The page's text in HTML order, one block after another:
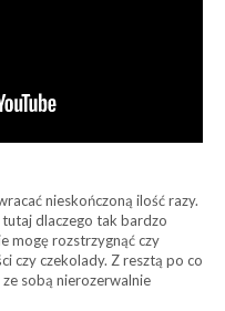
nieskończoną ilość razy.
dlaczego tak bardzo
mogę rozstrzygnąć czy
czy czekolady. Z resztą po co
sobą nierozerwalnie